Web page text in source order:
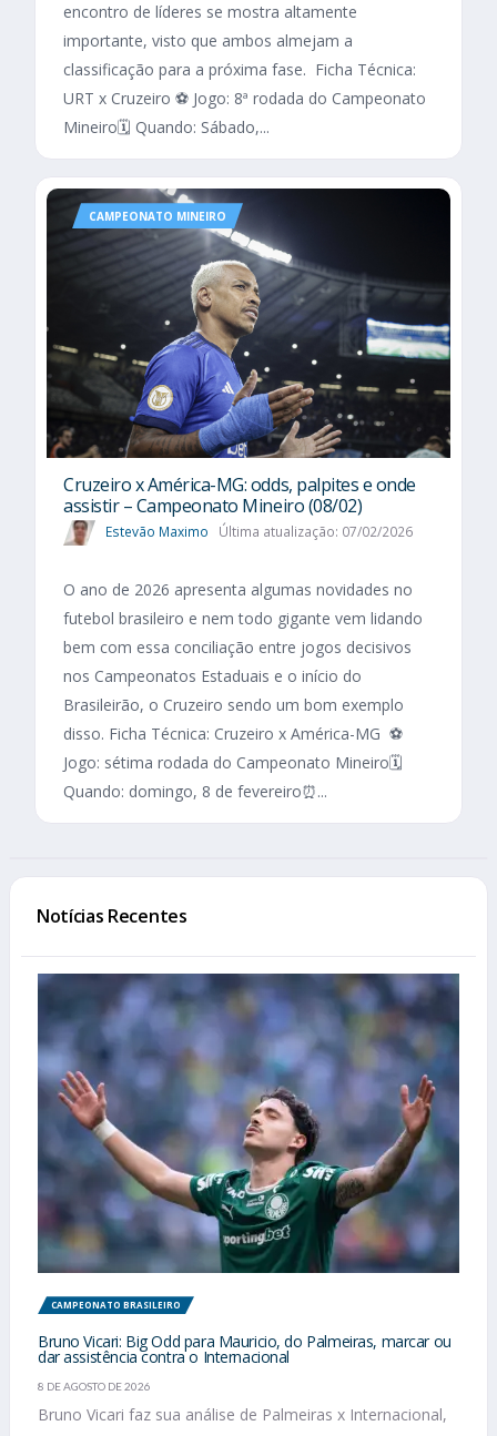
encontro de líderes se mostra altamente
importante, visto que ambos almejam a
classificação para a próxima fase. Ficha Técnica:
URT x Cruzeiro ⚽ Jogo: 8ª rodada do Campeonato
Mineiro🗓️ Quando: Sábado,...
CAMPEONATO MINEIRO
Cruzeiro x América-MG: odds, palpites e onde
assistir – Campeonato Mineiro (08/02)
Estevão Maximo Última atualização: 07/02/2026
O ano de 2026 apresenta algumas novidades no
futebol brasileiro e nem todo gigante vem lidando
bem com essa conciliação entre jogos decisivos
nos Campeonatos Estaduais e o início do
Brasileirão, o Cruzeiro sendo um bom exemplo
disso. Ficha Técnica: Cruzeiro x América-MG ⚽
Jogo: sétima rodada do Campeonato Mineiro🗓️
Quando: domingo, 8 de fevereiro⏰...
Notícias Recentes
CAMPEONATO BRASILEIRO
Bruno Vicari: Big Odd para Mauricio, do Palmeiras, marcar ou
dar assistência contra o Internacional
8 DE AGOSTO DE 2026
Bruno Vicari faz sua análise de Palmeiras x Internacional,